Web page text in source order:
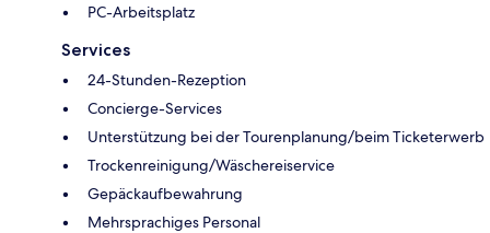
PC-Arbeitsplatz
Services
24-Stunden-Rezeption
Concierge-Services
Unterstützung bei der Tourenplanung/beim Ticketerwerb
Trockenreinigung/Wäschereiservice
Gepäckaufbewahrung
Mehrsprachiges Personal